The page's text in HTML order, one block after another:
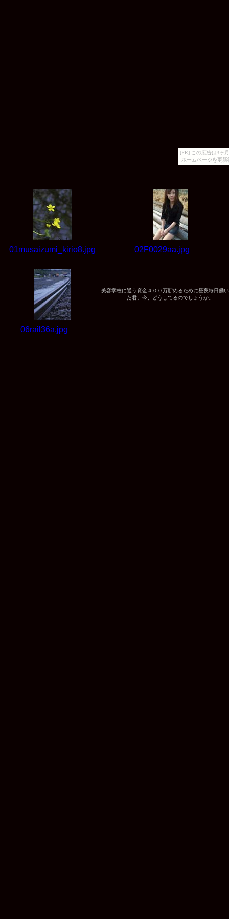
[PR] この広告は3ヶ
ホームページを更
01musaizumi_kirio8.jpg 02F0029aa.jpg
美容学校に通う資金４００万貯めるために昼夜毎日働
た君。今、どうしてるのでしょうか。
06rail36a.jpg